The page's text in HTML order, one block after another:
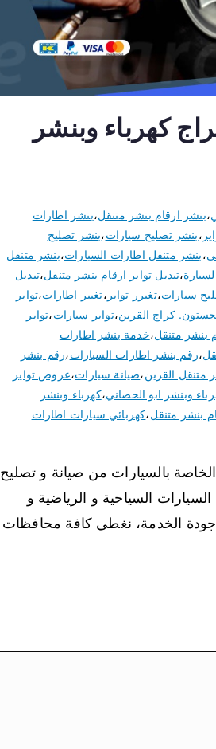
50805535 ارقام كراج كهرباء وبنشر
،بنشر ارقام بنشر متنقل،بنشر اطارات
،بنشر تصليح سيارات،بنشر تصليح
،بنشر متنقل اطارات السيارات،بنشر متنقل
،تبديل تواير ارقام بنشر متنقل،تبديل
سيارات،تغيرر تواير ،تغيير اطارات،تواير
كراج القرين،تواير سيارات،تواير
بنشر متنقل،خدمة بنشر اطارات
،رقم بنشر اطارات السيارات،رقم بنشر
متنقل القرين،صيانة سيارات،عروض تواير
وبنشر ابو الحصاني،كهرباء وبنشر
بنشر متنقل،كهربائي سيارات اطارات
بالسيارات من صيانة و تصليح
السياحية و الرياضية و
و جودة الخدمة، نغطي كافة محافظات